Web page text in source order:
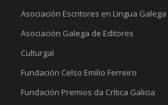
Asociación Escritores en Lingua Galega
Asociación Galega de Editores
Culturgal
Fundación Celso Emilio Ferreiro
Fundación Premios da Crítica Galicia